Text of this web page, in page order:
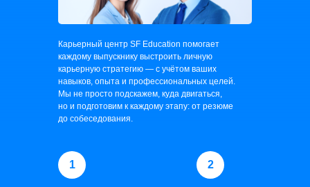
Карьерный центр SF Education помогает
каждому выпускнику выстроить личную
карьерную стратегию — с учётом ваших
навыков, опыта и профессиональных целей.
Мы не просто подскажем, куда двигаться,
но и подготовим к каждому этапу: от резюме
до собеседования.
1 2